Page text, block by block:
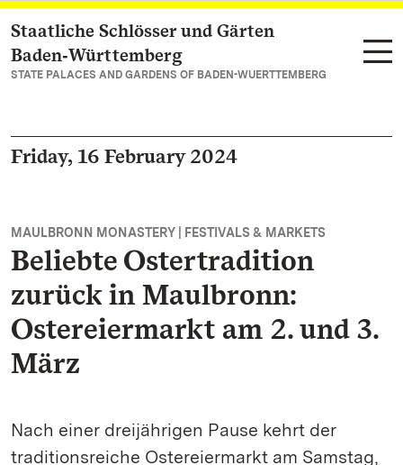
Navigate to main page
Staatliche Schlösser und Gärten
Baden‑Württemberg
STATE PALACES AND GARDENS OF BADEN-WUERTTEMBERG
Friday, 16 February 2024
MAULBRONN MONASTERY | FESTIVALS & MARKETS
Beliebte Ostertradition
zurück in Maulbronn:
Ostereiermarkt am 2. und 3.
März
Nach einer dreijährigen Pause kehrt der
traditionsreiche Ostereiermarkt am Samstag,